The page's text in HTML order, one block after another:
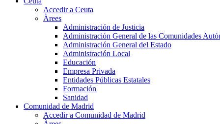
Accedir a Ceuta
Àrees
Administración de Justicia
Administración General de las Comunidades
Administración General del Estado
Administración Local
Educación
Empresa Privada
Entidades Públicas Estatales
Formación
Sanidad
Comunidad de Madrid
Accedir a Comunidad de Madrid